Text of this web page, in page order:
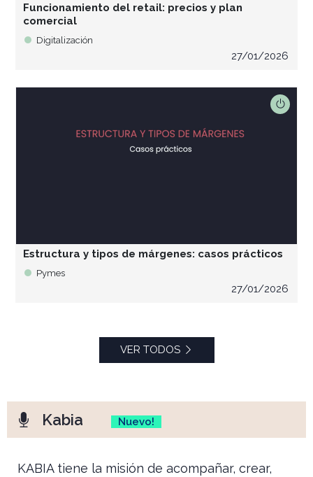
Funcionamiento del retail: precios y plan
comercial
Digitalización
27/01/2026
Estructura y tipos de márgenes: casos prácticos
Pymes
27/01/2026
VER TODOS
Kabia Nuevo!
KABIA tiene la misión de acompañar, crear,